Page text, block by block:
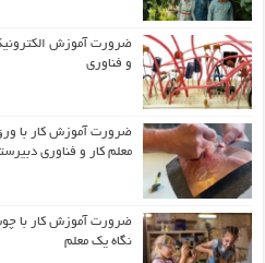
ضرورت آموزش
و فناوری
ضرورت آموزش کار با
معلم کار و فناوری
ضرورت آموزش کار با
نگاه یک معلم